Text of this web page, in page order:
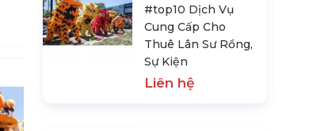
#top10 Dịch Vụ
Cung Cấp Cho
Thuê Lân Sư Rồng,
Sự Kiện
Liên hệ